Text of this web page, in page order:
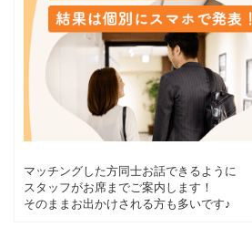
マッチングした方同士お話できるように
スタッフがお席までご案内します！
そのままお出かけされる方も多いです♪